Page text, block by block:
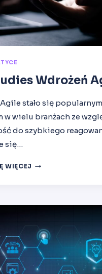
Wdrożeń
stało się popularnym
wielu branżach ze
do szybkiego
się…
WIĘCEJ CASE